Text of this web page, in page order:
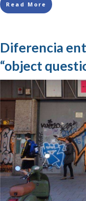
Read More
Diferencia
“object